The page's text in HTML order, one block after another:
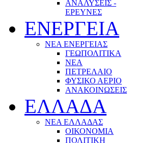
ΑΝΑΛΥΣΕΙΣ -
ΕΡΕΥΝΕΣ
ΕΝΕΡΓΕΙΑ
ΝΕΑ ΕΝΕΡΓΕΙΑΣ
ΓΕΩΠΟΛΙΤΙΚΑ
ΝΕΑ
ΠΕΤΡΕΛΑΙΟ
ΦΥΣΙΚΟ ΑΕΡΙΟ
ΑΝΑΚΟΙΝΩΣΕΙΣ
ΕΛΛΑΔΑ
ΝΕΑ ΕΛΛΑΔΑΣ
ΟΙΚΟΝΟΜΙΑ
ΠΟΛΙΤΙΚΗ